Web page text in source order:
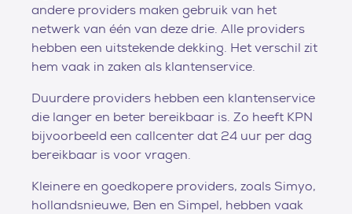
andere providers maken gebruik van het
netwerk van één van deze drie. Alle providers
hebben een uitstekende dekking. Het verschil zit
hem vaak in zaken als klantenservice.
Duurdere providers hebben een klantenservice
die langer en beter bereikbaar is. Zo heeft KPN
bijvoorbeeld een callcenter dat 24 uur per dag
bereikbaar is voor vragen.
Kleinere en goedkopere providers, zoals Simyo,
hollandsnieuwe, Ben en Simpel, hebben vaak